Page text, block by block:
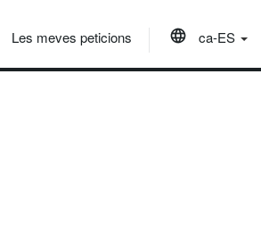
Les meves peticions ca-ES